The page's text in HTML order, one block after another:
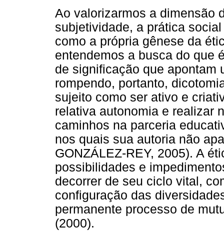
Ao valorizarmos a dimensão
subjetividade, a prática
como a própria gênese da
entendemos a busca do que
de significação que apontam
rompendo, portanto,
sujeito como ser ativo e
relativa autonomia e realizar
caminhos na parceria
nos quais sua autoria não
GONZÁLEZ-REY, 2005). A
possibilidades e
decorrer de seu ciclo vital,
configuração das
permanente processo de
(2000).